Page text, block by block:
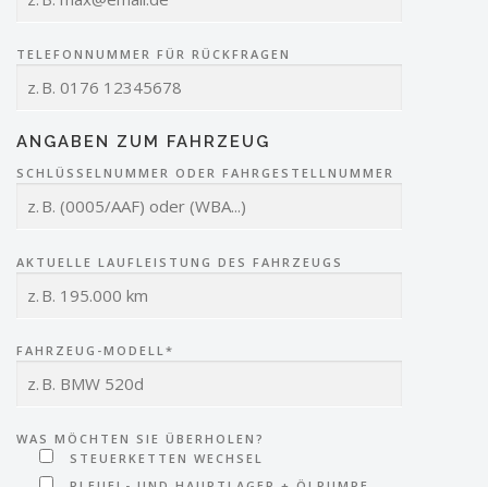
TELEFONNUMMER FÜR RÜCKFRAGEN
ANGABEN ZUM FAHRZEUG
SCHLÜSSELNUMMER ODER FAHRGESTELLNUMMER
AKTUELLE LAUFLEISTUNG DES FAHRZEUGS
FAHRZEUG-MODELL*
WAS MÖCHTEN SIE ÜBERHOLEN?
STEUERKETTEN WECHSEL